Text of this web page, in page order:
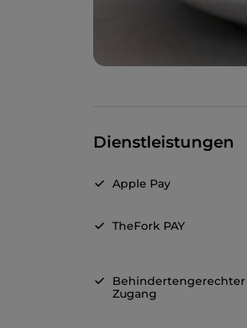
Dienstleistungen
Apple Pay
TheFork PAY
Behindertengerechter
Zugang